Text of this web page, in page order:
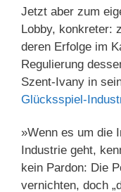
Jetzt aber zum
Lobby, konkreter:
deren Erfolge im
Regulierung
Szent-Ivany in
Glücksspiel-
»Wenn es um die
Industrie geht,
kein Pardon: Die
vernichten, doch